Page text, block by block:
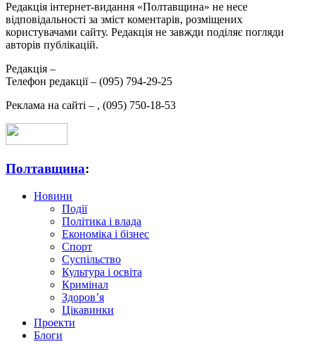
Редакція інтернет-видання «Полтавщина» не несе
відповідальності за зміст коментарів, розміщених
користувачами сайту. Редакція не завжди поділяє погляди
авторів публікацій.
Редакція –
Телефон редакції – (095) 794-29-25
Реклама на сайті – , (095) 750-18-53
Полтавщина:
Новини
Події
Політика і влада
Економіка і бізнес
Спорт
Суспільство
Культура і освіта
Кримінал
Здоров’я
Цікавинки
Проекти
Блоги